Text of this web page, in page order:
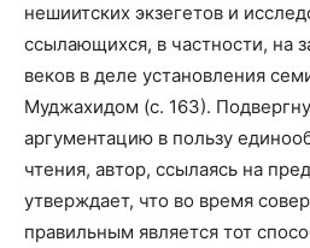
нешиитских экзегетов и
ссылающихся, в частности, на
веков в деле установления
Муджахидом (с. 163).
аргументацию в пользу
чтения, автор, ссылаясь на
утверждает, что во время
правильным является тот